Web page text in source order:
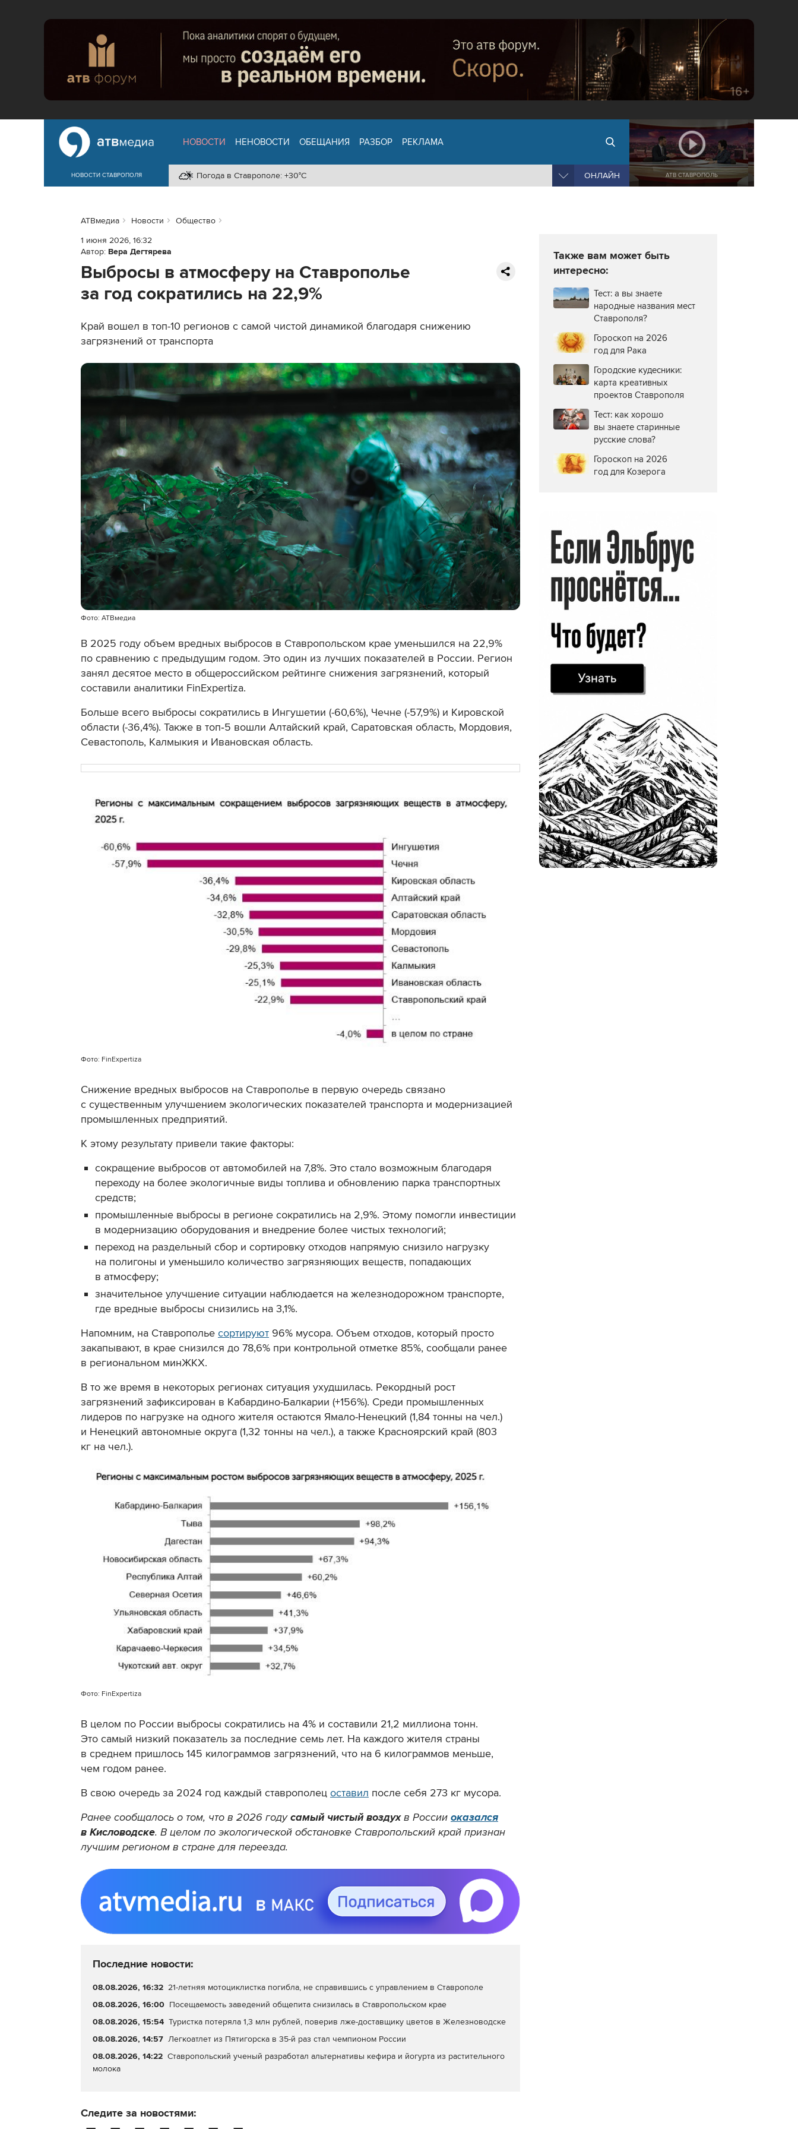
НОВОСТИ СТАВРОПОЛЯ
НОВОСТИ НЕНОВОСТИ ОБЕЩАНИЯ РАЗБОР РЕКЛАМА
Погода в Ставрополе: +30°C ОНЛАЙН АТВ СТАВРОПОЛЬ
АТВмедиа Новости
Общество
1 июня 2026, 16:32
Автор: Вера Дегтярева
Выбросы в атмосферу на Ставрополье
за год сократились на 22,9%
Край вошел в топ-10 регионов с самой чистой динамикой благодаря снижению
загрязнений от транспорта
Фото: АТВмедиа
В 2025 году объем вредных выбросов в Ставропольском крае уменьшился на 22,9%
по сравнению с предыдущим годом. Это один из лучших показателей в России. Регион
занял десятое место в общероссийском рейтинге снижения загрязнений, который
составили аналитики FinExpertiza.
Больше всего выбросы сократились в Ингушетии (-60,6%), Чечне (-57,9%) и Кировской
области (-36,4%). Также в топ‑5 вошли Алтайский край, Саратовская область, Мордовия,
Севастополь, Калмыкия и Ивановская область.
Фото: FinExpertiza
Снижение вредных выбросов на Ставрополье в первую очередь связано
с существенным улучшением экологических показателей транспорта и модернизацией
промышленных предприятий.
К этому результату привели такие факторы:
сокращение выбросов от автомобилей на 7,8%. Это стало возможным благодаря
переходу на более экологичные виды топлива и обновлению парка транспортных
средств;
промышленные выбросы в регионе сократились на 2,9%. Этому помогли инвестиции
в модернизацию оборудования и внедрение более чистых технологий;
переход на раздельный сбор и сортировку отходов напрямую снизило нагрузку
на полигоны и уменьшило количество загрязняющих веществ, попадающих
в атмосферу;
значительное улучшение ситуации наблюдается на железнодорожном транспорте,
где вредные выбросы снизились на 3,1%.
Напомним, на Ставрополье сортируют 96% мусора. Объем отходов, который просто
закапывают, в крае снизился до 78,6% при контрольной отметке 85%, сообщали ранее
в региональном минЖКХ.
В то же время в некоторых регионах ситуация ухудшилась. Рекордный рост
загрязнений зафиксирован в Кабардино-Балкарии (+156%). Среди промышленных
лидеров по нагрузке на одного жителя остаются Ямало-Ненецкий (1,84 тонны на чел.)
и Ненецкий автономные округа (1,32 тонны на чел.), а также Красноярский край (803
кг на чел.).
Фото: FinExpertiza
В целом по России выбросы сократились на 4% и составили 21,2 миллиона тонн.
Это самый низкий показатель за последние семь лет. На каждого жителя страны
в среднем пришлось 145 килограммов загрязнений, что на 6 килограммов меньше,
чем годом ранее.
В свою очередь за 2024 год каждый ставрополец оставил после себя 273 кг мусора.
Ранее сообщалось о том, что в 2026 годусамый чистый воздухв России оказался
в Кисловодске. В целом по экологической обстановке Ставропольский край признан
лучшим регионом в стране для переезда.
Последние новости:
08.08.2026, 16:32 21-летняя мотоциклистка погибла, не справившись с управлением в Ставрополе
08.08.2026, 16:00 Посещаемость заведений общепита снизилась в Ставропольском крае
08.08.2026, 15:54 Туристка потеряла 1,3 млн рублей, поверив лже-доставщику цветов в Железноводске
08.08.2026, 14:57 Легкоатлет из Пятигорска в 35-й раз стал чемпионом России
08.08.2026, 14:22 Ставропольский ученый разработал альтернативы кефира и йогурта из растительного
молока
Следите за новостями:
Также вам может быть
интересно:
Тест: а вы знаете
народные названия мест
Ставрополя?
Гороскоп на 2026
год для Рака
Городские кудесники:
карта креативных
проектов Ставрополя
Тест: как хорошо
вы знаете старинные
русские слова?
Гороскоп на 2026
год для Козерога